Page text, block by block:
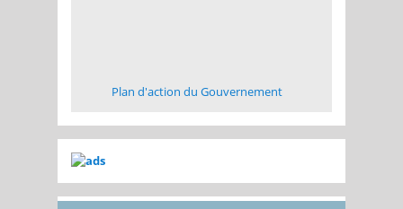
Plan d'action du Gouvernement